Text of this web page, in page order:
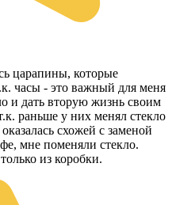
царапины, которые
часы - это важный для меня
и дать вторую жизнь своим
раньше у них менял стекло
схожей с заменой
мне поменяли стекло.
из коробки.